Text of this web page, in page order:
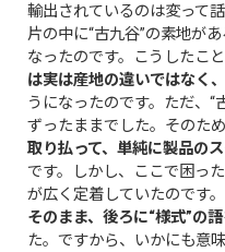
輸出されているのは変って
片の中に“古九谷”の素地が
なったのです。こうしたこ
は実は産地の違いではなく
うになったのです。ただ、“
ずったままでした。そのた
取り払って、単純に製品の
です。しかし、ここで困っ
が広く定着していたのです
そのまま、後ろに“様式”の
た。ですから、いかにも意